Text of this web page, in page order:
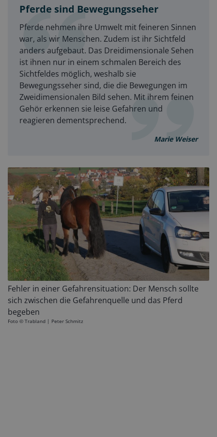
Pferde sind Bewegungsseher
Pferde nehmen ihre Umwelt mit feineren Sinnen
war, als wir Menschen. Zudem ist ihr Sichtfeld
anders aufgebaut. Das Dreidimensionale Sehen
ist ihnen nur in einem schmalen Bereich des
Sichtfeldes möglich, weshalb sie
Bewegungsseher sind, die die Bewegungen im
Zweidimensionalen Bild sehen. Mit ihrem feinen
Gehör erkennen sie leise Gefahren und
reagieren dementsprechend.
Marie Weiser
Fehler in einer Gefahrensituation: Der Mensch sollte
sich zwischen die Gefahrenquelle und das Pferd
begeben
Foto © Trabland | Peter Schmitz